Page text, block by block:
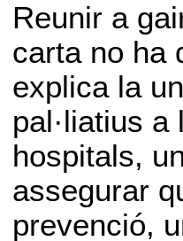
Reunir a
carta no ha
explica la
pal·liatius
hospitals,
assegurar
prevenció,